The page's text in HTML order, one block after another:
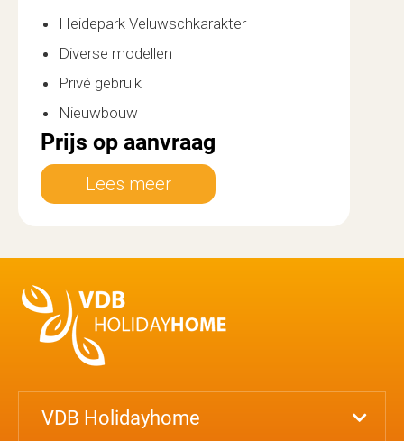
Heidepark Veluwschkarakter
Diverse modellen
Privé gebruik
Nieuwbouw
Prijs op aanvraag
Lees meer
VDB Holidayhome